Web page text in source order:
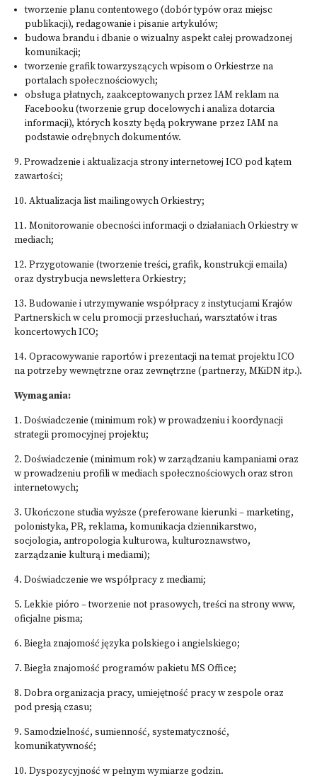
tworzenie planu contentowego (dobór typów oraz miejsc
publikacji), redagowanie i pisanie artykułów;
budowa brandu i dbanie o wizualny aspekt całej prowadzonej
komunikacji;
tworzenie grafik towarzyszących wpisom o Orkiestrze na
portalach społecznościowych;
obsługa płatnych, zaakceptowanych przez IAM reklam na
Facebooku (tworzenie grup docelowych i analiza dotarcia
informacji), których koszty będą pokrywane przez IAM na
podstawie odrębnych dokumentów.
9. Prowadzenie i aktualizacja strony internetowej ICO pod kątem
zawartości;
10. Aktualizacja list mailingowych Orkiestry;
11. Monitorowanie obecności informacji o działaniach Orkiestry w
mediach;
12. Przygotowanie (tworzenie treści, grafik, konstrukcji emaila)
oraz dystrybucja newslettera Orkiestry;
13. Budowanie i utrzymywanie współpracy z instytucjami Krajów
Partnerskich w celu promocji przesłuchań, warsztatów i tras
koncertowych ICO;
14. Opracowywanie raportów i prezentacji na temat projektu ICO
na potrzeby wewnętrzne oraz zewnętrzne (partnerzy, MKiDN itp.).
Wymagania:
1. Doświadczenie (minimum rok) w prowadzeniu i koordynacji
strategii promocyjnej projektu;
2. Doświadczenie (minimum rok) w zarządzaniu kampaniami oraz
w prowadzeniu profili w mediach społecznościowych oraz stron
internetowych;
3. Ukończone studia wyższe (preferowane kierunki – marketing,
polonistyka, PR, reklama, komunikacja dziennikarstwo,
socjologia, antropologia kulturowa, kulturoznawstwo,
zarządzanie kulturą i mediami);
4. Doświadczenie we współpracy z mediami;
5. Lekkie pióro – tworzenie not prasowych, treści na strony www,
oficjalne pisma;
6. Biegła znajomość języka polskiego i angielskiego;
7. Biegła znajomość programów pakietu MS Office;
8. Dobra organizacja pracy, umiejętność pracy w zespole oraz
pod presją czasu;
9. Samodzielność, sumienność, systematyczność,
komunikatywność;
10. Dyspozycyjność w pełnym wymiarze godzin.